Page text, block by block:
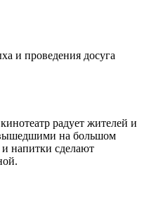
и проведения досуга
радует жителей и
на большом
напитки сделают